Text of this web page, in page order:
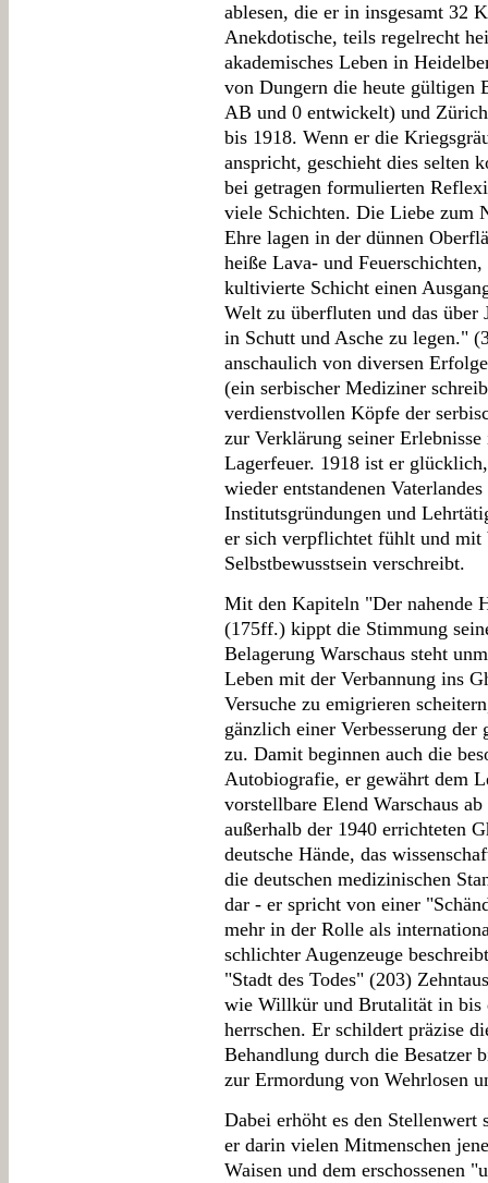
ablesen, die er in insgesamt 32
Anekdotische, teils regelrecht
akademisches Leben in
von Dungern die heute gültigen
AB und 0 entwickelt) und
bis 1918. Wenn er die
anspricht, geschieht dies selten
bei getragen formulierten
viele Schichten. Die Liebe zum
Ehre lagen in der dünnen
heiße Lava- und
kultivierte Schicht einen
Welt zu überfluten und das über
in Schutt und Asche zu legen."
anschaulich von diversen
(ein serbischer Mediziner
verdienstvollen Köpfe der
zur Verklärung seiner
Lagerfeuer. 1918 ist er
wieder entstandenen
Institutsgründungen und
er sich verpflichtet fühlt und mit
Selbstbewusstsein verschreibt.
Mit den Kapiteln "Der nahende
(175ff.) kippt die Stimmung
Belagerung Warschaus steht
Leben mit der Verbannung ins
Versuche zu emigrieren
gänzlich einer Verbesserung
zu. Damit beginnen auch die
Autobiografie, er gewährt dem
vorstellbare Elend Warschaus
außerhalb der 1940 errichteten
deutsche Hände, das
die deutschen medizinischen
dar - er spricht von einer
mehr in der Rolle als
schlichter Augenzeuge
"Stadt des Todes" (203)
wie Willkür und Brutalität in bis
herrschen. Er schildert präzise
Behandlung durch die Besatzer
zur Ermordung von Wehrlosen
Dabei erhöht es den Stellenwert
er darin vielen Mitmenschen
Waisen und dem erschossenen